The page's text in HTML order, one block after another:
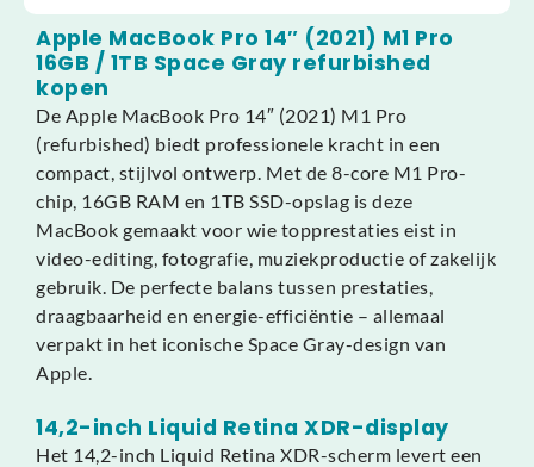
Apple MacBook Pro 14″ (2021) M1 Pro
16GB / 1TB Space Gray refurbished
kopen
De Apple MacBook Pro 14″ (2021) M1 Pro
(refurbished) biedt professionele kracht in een
compact, stijlvol ontwerp. Met de 8-core M1 Pro-
chip, 16GB RAM en 1TB SSD-opslag is deze
MacBook gemaakt voor wie topprestaties eist in
video-editing, fotografie, muziekproductie of zakelijk
gebruik. De perfecte balans tussen prestaties,
draagbaarheid en energie-efficiëntie – allemaal
verpakt in het iconische Space Gray-design van
Apple.
14,2-inch Liquid Retina XDR-display
Het 14,2-inch Liquid Retina XDR-scherm levert een